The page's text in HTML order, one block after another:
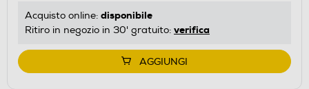
energetico
di
Acquisto online: disponibile
Ritiro in negozio in 30' gratuito: verifica
AGGIUNGI